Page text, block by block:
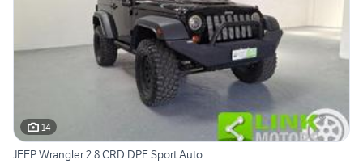
14
JEEP Wrangler 2.8 CRD DPF Sport Auto